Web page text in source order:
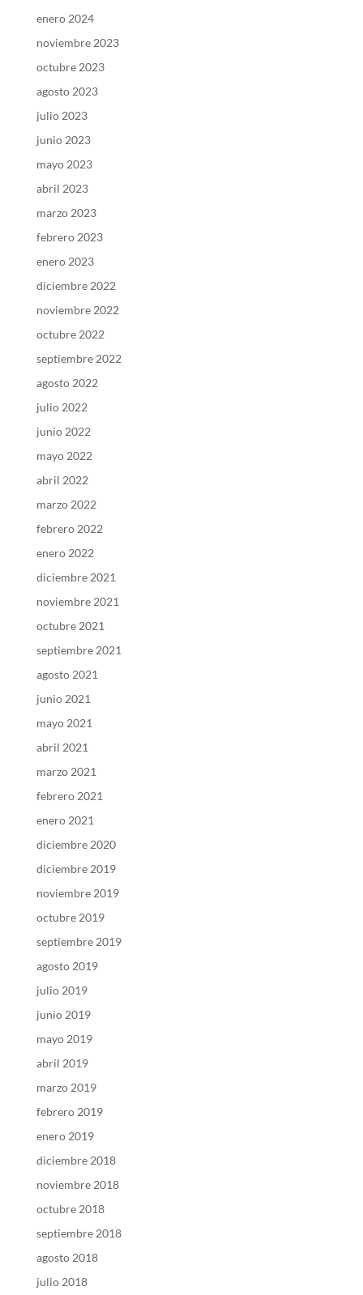
enero 2024
noviembre 2023
octubre 2023
agosto 2023
julio 2023
junio 2023
mayo 2023
abril 2023
marzo 2023
febrero 2023
enero 2023
diciembre 2022
noviembre 2022
octubre 2022
septiembre 2022
agosto 2022
julio 2022
junio 2022
mayo 2022
abril 2022
marzo 2022
febrero 2022
enero 2022
diciembre 2021
noviembre 2021
octubre 2021
septiembre 2021
agosto 2021
junio 2021
mayo 2021
abril 2021
marzo 2021
febrero 2021
enero 2021
diciembre 2020
diciembre 2019
noviembre 2019
octubre 2019
septiembre 2019
agosto 2019
julio 2019
junio 2019
mayo 2019
abril 2019
marzo 2019
febrero 2019
enero 2019
diciembre 2018
noviembre 2018
octubre 2018
septiembre 2018
agosto 2018
julio 2018